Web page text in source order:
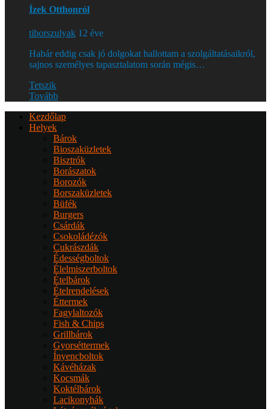
Ízek Otthonról
tiborszulyak 12 éve
Habár eddig csak jó dolgokat hallottam a szolgáltatásaikról,
sajnos személyes tapasztalatom során mégis…
Tetszik
Tovább
Kezdőlap
Helyek
Bárok
Bioszaküzletek
Bisztrók
Borászatok
Borozók
Borszaküzletek
Büfék
Burgers
Csárdák
Csokoládézók
Cukrászdák
Édességboltok
Élelmiszerboltok
Ételbárok
Ételrendelések
Éttermek
Fagylaltozók
Fish & Chips
Grillbárok
Gyorséttermek
Ínyencboltok
Kávéházak
Kocsmák
Koktélbárok
Lacikonyhák